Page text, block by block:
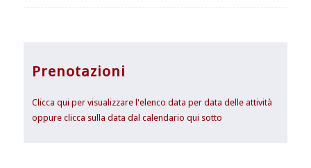
Prenotazioni
Clicca qui per visualizzare l'elenco data per data delle attività
oppure clicca sulla data dal calendario qui sotto